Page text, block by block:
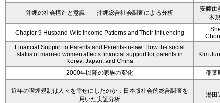
沖縄の社会構造と意識――沖縄総合社会調査による分析
安藤由
木
Chapter 9 Husband-Wife Income Patterns and Their Influencing
Financial Support to Parents and Parents-in-law: How the social
status of married women affects financial support for parents in
Korea, Japan, and China
Kim
2000年以降の家族の変化 稲葉
近年の喫煙規制は人々を幸せにしたのか：日本版社会的総合調査を
用いた実証分析
湯田